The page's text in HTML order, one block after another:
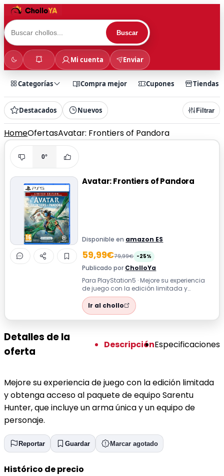
Buscar
Mi cuenta Enviar
Categorías Compra mejor Cupones Tiendas
Destacados Nuevos Filtrar
HomeOfertasAvatar: Frontiers of Pandora
0°
Avatar: Frontiers of Pandora
Disponible en amazon ES
59,99€79,99€ -25%
Publicado por CholloYa
Para PlayStation5 · Mejore su experiencia
de juego con la edición limitada y
obtenga acceso al paquete de equipo
Sare...
Ir al chollo
Detalles de la
oferta
DescripciónEspecificaciones
Mejore su experiencia de juego con la edición limitada
y obtenga acceso al paquete de equipo Sarentu
Hunter, que incluye un arma única y un equipo de
personaje.
Reportar Guardar Marcar agotado
Histórico de precio